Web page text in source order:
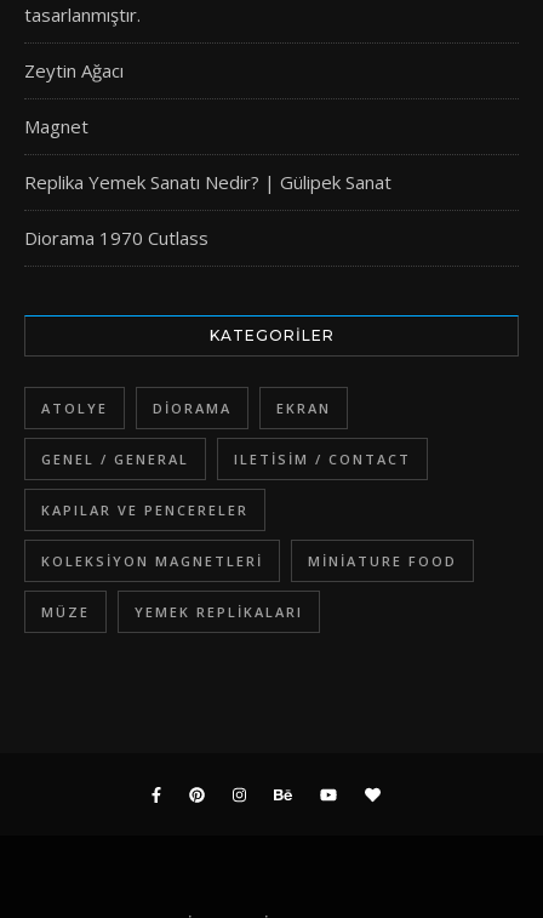
tasarlanmıştır.
Zeytin Ağacı
Magnet
Replika Yemek Sanatı Nedir? | Gülipek Sanat
Diorama 1970 Cutlass
KATEGORILER
ATOLYE DIORAMA EKRAN
GENEL / GENERAL ILETISIM / CONTACT
KAPILAR VE PENCERELER
KOLEKSIYON MAGNETLERI MINIATURE FOOD
MÜZE YEMEK REPLIKALARI